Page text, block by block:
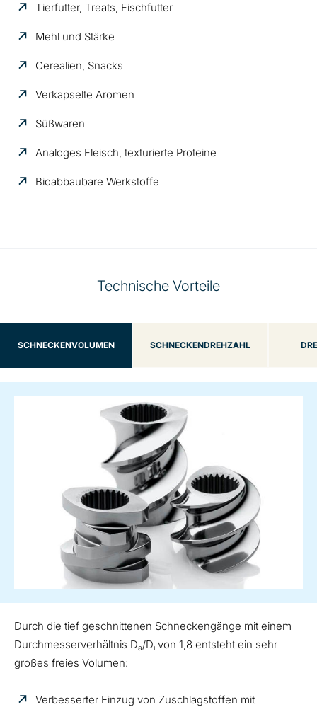
Tierfutter, Treats, Fischfutter
Mehl und Stärke
Cerealien, Snacks
Verkapselte Aromen
Süßwaren
Analoges Fleisch, texturierte Proteine
Bioabbaubare Werkstoffe
Technische Vorteile
SCHNECKENVOLUMEN SCHNECKENDREHZAHL
Durch die tief geschnittenen Schneckengänge mit einem
Durchmesserverhältnis Da/Di von 1,8 entsteht ein sehr
großes freies Volumen:
Verbesserter Einzug von Zuschlagstoffen mit